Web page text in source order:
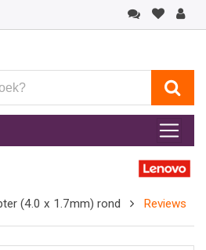
(4.0 x 1.7mm) rond
Reviews